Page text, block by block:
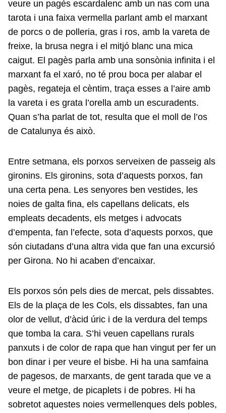
veure un pagès escardalenc amb un nas com una
tarota i una faixa vermella parlant amb el marxant
de porcs o de polleria, gras i ros, amb la vareta de
freixe, la brusa negra i el mitjó blanc una mica
caigut. El pagès parla amb una sonsònia infinita i el
marxant fa el xaró, no té prou boca per alabar el
pagès, regateja el cèntim, traça esses a l’aire amb
la vareta i es grata l’orella amb un escuradents.
Quan s’ha parlat de tot, resulta que el moll de l’os
de Catalunya és això.
Entre setmana, els porxos serveixen de passeig als
gironins. Els gironins, sota d’aquests porxos, fan
una certa pena. Les senyores ben vestides, les
noies de galta fina, els capellans delicats, els
empleats decadents, els metges i advocats
d’empenta, fan l’efecte, sota d’aquests porxos, que
són ciutadans d’una altra vida que fan una excursió
per Girona. No hi acaben d’encaixar.
Els porxos són pels dies de mercat, pels dissabtes.
Els de la plaça de les Cols, els dissabtes, fan una
olor de vellut, d’àcid úric i de la verdura del temps
que tomba la cara. S’hi veuen capellans rurals
panxuts i de color de rapa que han vingut per fer un
bon dinar i per veure el bisbe. Hi ha una samfaina
de pagesos, de marxants, de gent tarada que ve a
veure el metge, de picaplets i de pobres. Hi ha
sobretot aquestes noies vermellenques dels pobles,